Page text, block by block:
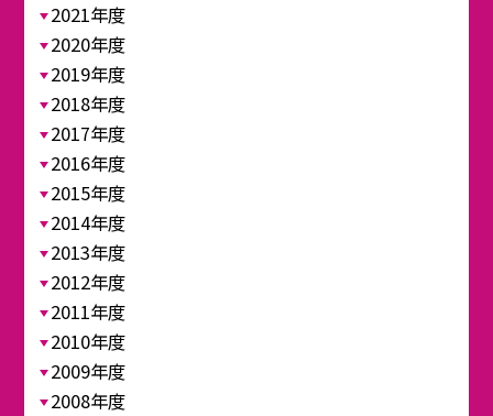
2021年度
2020年度
2019年度
2018年度
2017年度
2016年度
2015年度
2014年度
2013年度
2012年度
2011年度
2010年度
2009年度
2008年度